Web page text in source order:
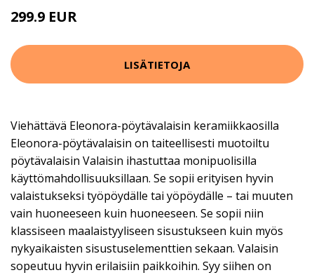
299.9 EUR
LISÄTIETOJA
Viehättävä Eleonora-pöytävalaisin keramiikkaosilla
Eleonora-pöytävalaisin on taiteellisesti muotoiltu
pöytävalaisin Valaisin ihastuttaa monipuolisilla
käyttömahdollisuuksillaan. Se sopii erityisen hyvin
valaistukseksi työpöydälle tai yöpöydälle – tai muuten
vain huoneeseen kuin huoneeseen. Se sopii niin
klassiseen maalaistyyliseen sisustukseen kuin myös
nykyaikaisten sisustuselementtien sekaan. Valaisin
sopeutuu hyvin erilaisiin paikkoihin. Syy siihen on